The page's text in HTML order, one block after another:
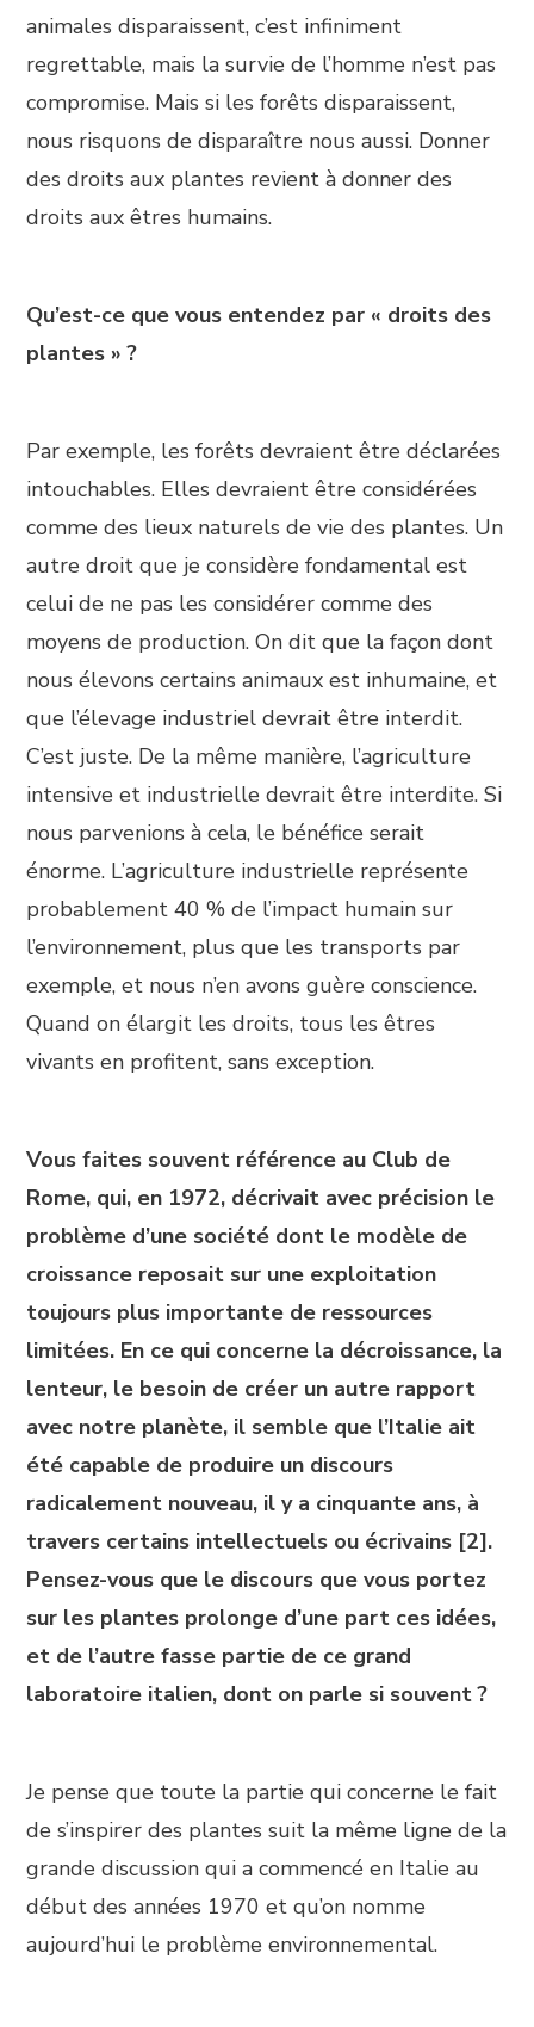
animales disparaissent, c’est infiniment
regrettable, mais la survie de l’homme n’est pas
compromise. Mais si les forêts disparaissent,
nous risquons de disparaître nous aussi. Donner
des droits aux plantes revient à donner des
droits aux êtres humains.
Qu’est-ce que vous entendez par « droits des
plantes » ?
Par exemple, les forêts devraient être déclarées
intouchables. Elles devraient être considérées
comme des lieux naturels de vie des plantes. Un
autre droit que je considère fondamental est
celui de ne pas les considérer comme des
moyens de production. On dit que la façon dont
nous élevons certains animaux est inhumaine, et
que l’élevage industriel devrait être interdit.
C’est juste. De la même manière, l’agriculture
intensive et industrielle devrait être interdite. Si
nous parvenions à cela, le bénéfice serait
énorme. L’agriculture industrielle représente
probablement 40 % de l’impact humain sur
l’environnement, plus que les transports par
exemple, et nous n’en avons guère conscience.
Quand on élargit les droits, tous les êtres
vivants en profitent, sans exception.
Vous faites souvent référence au Club de
Rome, qui, en 1972, décrivait avec précision le
problème d’une société dont le modèle de
croissance reposait sur une exploitation
toujours plus importante de ressources
limitées. En ce qui concerne la décroissance, la
lenteur, le besoin de créer un autre rapport
avec notre planète, il semble que l’Italie ait
été capable de produire un discours
radicalement nouveau, il y a cinquante ans, à
travers certains intellectuels ou écrivains [2].
Pensez-vous que le discours que vous portez
sur les plantes prolonge d’une part ces idées,
et de l’autre fasse partie de ce grand
laboratoire italien, dont on parle si souvent ?
Je pense que toute la partie qui concerne le fait
de s’inspirer des plantes suit la même ligne de la
grande discussion qui a commencé en Italie au
début des années 1970 et qu’on nomme
aujourd’hui le problème environnemental.